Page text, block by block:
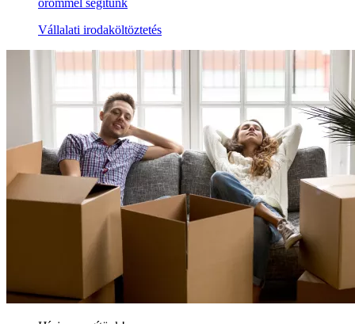
örömmel segítünk
Vállalati irodaköltöztetés